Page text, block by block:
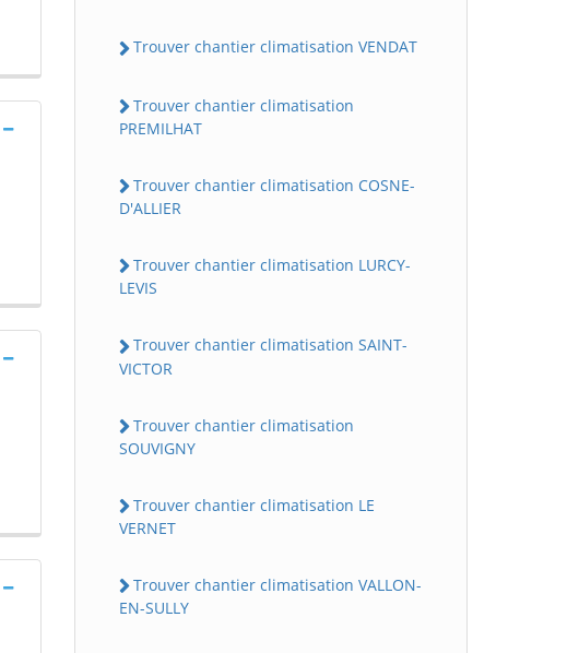
Trouver chantier climatisation VENDAT
Trouver chantier climatisation
PREMILHAT
Trouver chantier climatisation COSNE-
D'ALLIER
Trouver chantier climatisation LURCY-
LEVIS
Trouver chantier climatisation SAINT-
VICTOR
Trouver chantier climatisation
SOUVIGNY
Trouver chantier climatisation LE
VERNET
Trouver chantier climatisation VALLON-
EN-SULLY